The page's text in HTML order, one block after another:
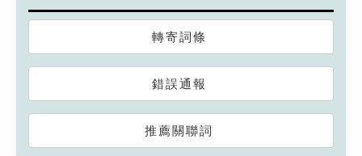
轉寄詞條
錯誤通報
推薦關聯詞